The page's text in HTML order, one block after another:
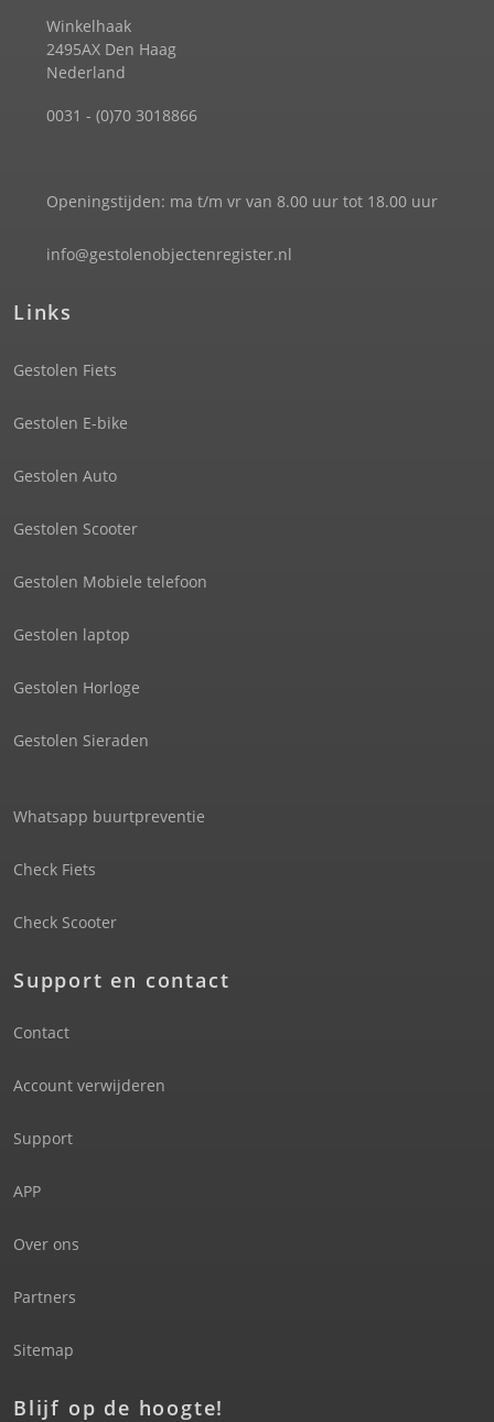
Winkelhaak
2495AX Den Haag
Nederland
0031 - (0)70 3018866
Openingstijden: ma t/m vr van 8.00 uur tot 18.00 uur
info@gestolenobjectenregister.nl
Links
Gestolen Fiets
Gestolen E-bike
Gestolen Auto
Gestolen Scooter
Gestolen Mobiele telefoon
Gestolen laptop
Gestolen Horloge
Gestolen Sieraden
Whatsapp buurtpreventie
Check Fiets
Check Scooter
Support en contact
Contact
Account verwijderen
Support
APP
Over ons
Partners
Sitemap
Blijf op de hoogte!